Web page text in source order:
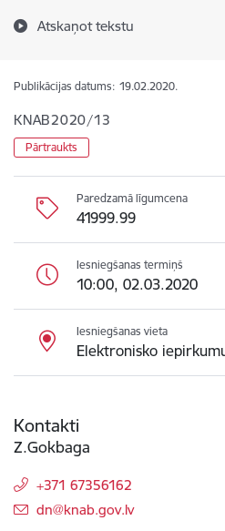
Atskaņot tekstu
Publikācijas datums: 19.02.2020.
KNAB2020/13
Pārtraukts
Paredzamā līgumcena
41999.99
Iesniegšanas termiņš
10:00, 02.03.2020
Iesniegšanas vieta
Elektronisko
Kontakti
Z.Gokbaga
+371 67356162
E-pasts:
dn@knab.gov.lv